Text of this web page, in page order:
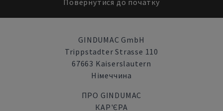
Повернутися до початку
GINDUMAC GmbH
Trippstadter Strasse 110
67663 Kaiserslautern
Німеччина
ПРО GINDUMAC
КАР'ЄРА